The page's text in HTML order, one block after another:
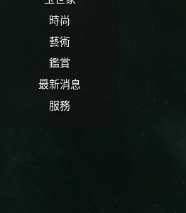
時尚
藝術
鑑賞
最新消息
服務